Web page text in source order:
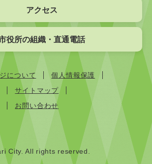
アクセス
役所の組織・直通電話
について
個人情報保護
サイトマップ
お問い合わせ
City. All rights reserved.